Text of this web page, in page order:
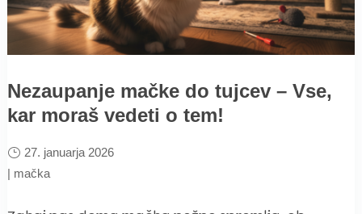
Nezaupanje mačke do tujcev – Vse,
kar moraš vedeti o tem!
27. januarja 2026
| mačka